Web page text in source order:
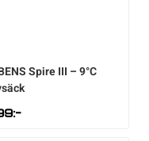
Spire III – 9°C
:-